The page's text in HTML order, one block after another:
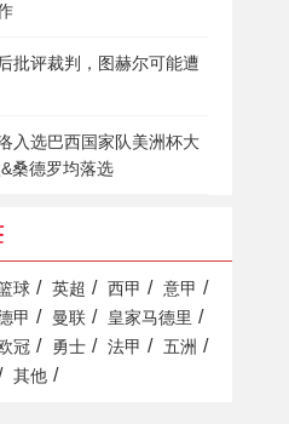
批评裁判，图赫尔可能遭
入选巴西国家队美洲杯大
桑德罗均落选
球 / 英超 / 西甲 / 意甲 /
甲 / 曼联 / 皇家马德里 /
冠 / 勇士 / 法甲 / 五洲 /
其他 /